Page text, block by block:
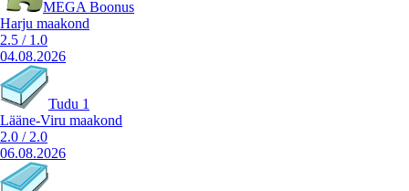
MEGA Boonus
Harju maakond
2.5 / 1.0
04.08.2026
Tudu 1
Lääne-Viru maakond
2.0 / 2.0
06.08.2026